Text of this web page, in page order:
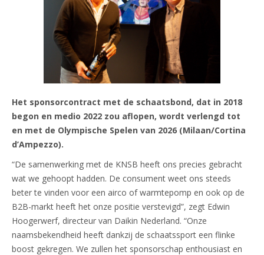
Het sponsorcontract met de schaatsbond, dat in 2018
begon en medio 2022 zou aflopen, wordt verlengd tot
en met de Olympische Spelen van 2026 (Milaan/Cortina
d’Ampezzo).
“De samenwerking met de KNSB heeft ons precies gebracht
wat we gehoopt hadden. De consument weet ons steeds
beter te vinden voor een airco of warmtepomp en ook op de
B2B-markt heeft het onze positie verstevigd”, zegt Edwin
Hoogerwerf, directeur van Daikin Nederland. “Onze
naamsbekendheid heeft dankzij de schaatssport een flinke
boost gekregen. We zullen het sponsorschap enthousiast en